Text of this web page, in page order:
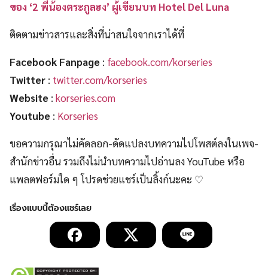
ของ ‘2 พี่น้องตระกูลฮง’ ผู้เขียนบท Hotel Del Luna
ติดตามข่าวสารและสิ่งที่น่าสนใจจากเราได้ที่
Facebook Fanpage : facebook.com/korseries
Twitter : twitter.com/korseries
Website : korseries.com
Youtube : Korseries
ขอความกรุณาไม่คัดลอก-ดัดแปลงบทความไปโพสต์ลงในเพจ-
สำนักข่าวอื่น รวมถึงไม่นำบทความไปอ่านลง YouTube หรือ
แพลตฟอร์มใด ๆ โปรดช่วยแชร์เป็นลิ้งก์นะคะ ♡